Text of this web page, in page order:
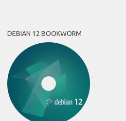
DEBIAN 12 BOOKWORM